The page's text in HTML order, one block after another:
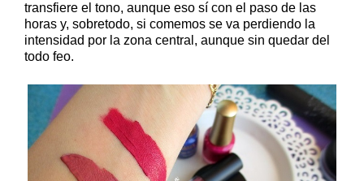
transfiere el tono, aunque eso sí con el paso de las
horas y, sobretodo, si comemos se va perdiendo la
intensidad por la zona central, aunque sin quedar del
todo feo.